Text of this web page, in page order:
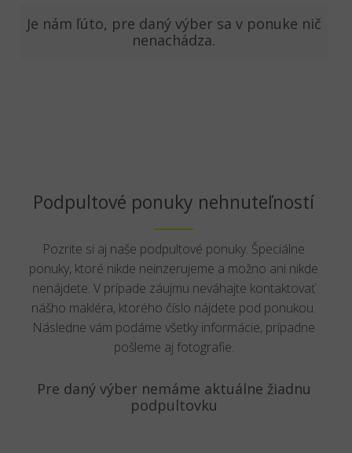
Je nám ľúto, pre daný výber sa v ponuke nič
nenachádza.
Podpultové ponuky nehnuteľností
Pozrite si aj naše podpultové ponuky. Špeciálne
ponuky, ktoré nikde neinzerujeme a možno ani nikde
nenájdete. V prípade záujmu neváhajte kontaktovať
nášho makléra, ktorého číslo nájdete pod ponukou.
Následne vám podáme všetky informácie, prípadne
pošleme aj fotografie.
Pre daný výber nemáme aktuálne žiadnu
podpultovku